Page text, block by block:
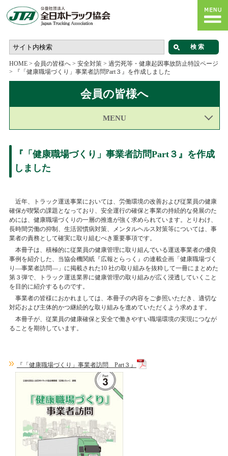
HOME> 会員の皆様へ> 安全対策> 過労死等・健康起因事故防止特設ページ
>
『「健康職場づくり」事業者訪問Part３』を作成しました
会員の皆様へ
MENU
『「健康職場づくり」事業者訪問Part３』を作成
しました
近年、トラック運送事業においては、労働環境の改善および従業員の健康
確保が喫緊の課題となっており、安全運行の確保と事業の持続的な発展のた
めには、健康職場づくりの一層の推進が強く求められています。とりわけ、
長時間労働の抑制、生活習慣病対策、メンタルヘルス対策等については、事
業者の責務として確実に取り組むべき重要事項です。
本冊子は、積極的に従業員の健康管理に取り組んでいる運送事業者の優良
事例を紹介した、当協会機関紙『広報とらっく』の連載企画「健康職場づく
り―事業者訪問―」に掲載された10 社の取り組みを抜粋して一冊にまとめた
第３弾で、トラック運送業界に健康管理の取り組みが広く浸透していくこと
を目的に紹介するものです。
事業者の皆様におかれましては、本冊子の内容をご参照いただき、適切な
対応および主体的かつ継続的な取り組みを進めていただくよう求めます。
本冊子が、従業員の健康確保と安全で働きやすい職場環境の実現につなが
ることを期待しています。
『「健康職場づくり」事業者訪問 Part３』